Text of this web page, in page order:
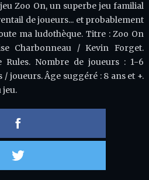
Zoo On, un superbe jeu familial
de joueurs... et probablement
ma ludothèque. Titre : Zoo On
Charbonneau / Kevin Forget.
Rules. Nombre de joueurs : 1-6
/ joueurs. Âge suggéré : 8 ans et +.
jeu.